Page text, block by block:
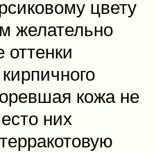
цвету
желательно
кожа не
них